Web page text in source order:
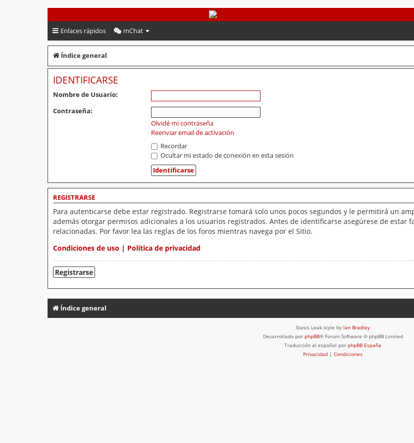
PeruVoley.com
Enlaces rápidos mChat
Índice general
IDENTIFICARSE
Nombre de Usuario:
Contraseña:
Olvidé mi contraseña
Reenviar email de activación
Recordar
Ocultar mi estado de conexión en esta sesión
REGISTRARSE
Para autenticarse debe estar registrado. Registrarse tomará solo unos pocos segundos y le permitirá un
además otorgar permisos adicionales a los usuarios registrados. Antes de identificarse asegúrese de
relacionadas. Por favor lea las reglas de los foros mientras navega por el Sitio.
Condiciones de uso | Política de privacidad
Registrarse
Índice general
Stasis Leak style by Ian Bradley
Desarrollado por phpBB® Forum Software © phpBB Limited
Traducción al español por phpBB España
Privacidad | Condiciones